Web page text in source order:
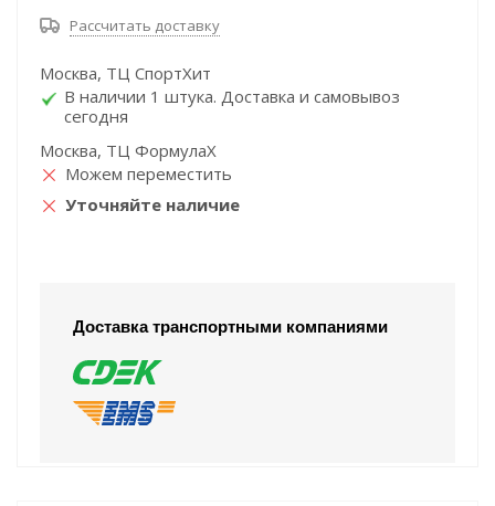
Рассчитать доставку
Москва, ТЦ СпортХит
В наличии 1 штука. Доставка и самовывоз
сегодня
Москва, ТЦ ФормулаХ
Можем переместить
Уточняйте наличие
Доставка транспортными компаниями